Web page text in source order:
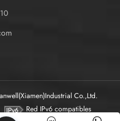
Co.,Ltd.
Red IPv6 compatibles